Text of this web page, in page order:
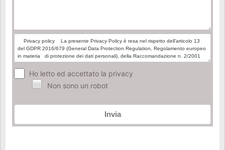
Ho letto ed accettato la privacy
Non sono un robot
Invia